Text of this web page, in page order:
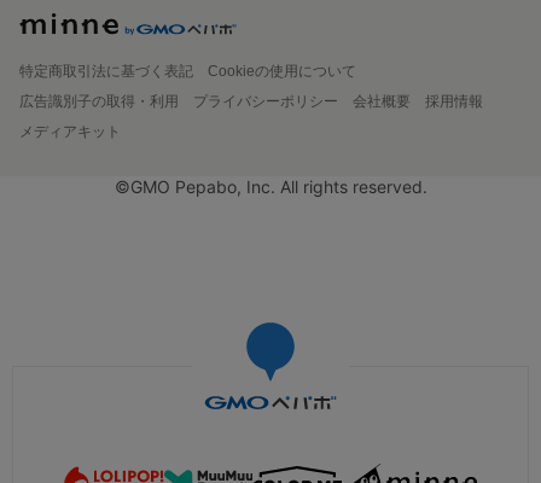
特定商取引法に基づく表記
Cookieの使用について
広告識別子の取得・利用
プライバシーポリシー 会社概要
採用情報
メディアキット
©GMO Pepabo, Inc. All rights reserved.